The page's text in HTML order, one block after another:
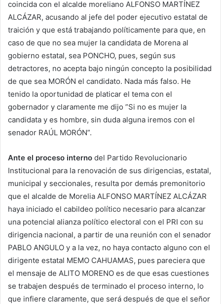
coincida con el alcalde moreliano ALFONSO MARTÍNEZ
ALCÁZAR, acusando al jefe del poder ejecutivo estatal de
traición y que está trabajando políticamente para que, en
caso de que no sea mujer la candidata de Morena al
gobierno estatal, sea PONCHO, pues, según sus
detractores, no acepta bajo ningún concepto la posibilidad
de que sea MORÓN el candidato. Nada más falso. He
tenido la oportunidad de platicar el tema con el
gobernador y claramente me dijo ”Si no es mujer la
candidata y es hombre, sin duda alguna iremos con el
senador RAÚL MORÓN”.
Ante el proceso interno del Partido Revolucionario
Institucional para la renovación de sus dirigencias, estatal,
municipal y seccionales, resulta por demás premonitorio
que el alcalde de Morelia ALFONSO MARTÍNEZ ALCÁZAR
haya iniciado el cabildeo político necesario para alcanzar
una potencial alianza político electoral con el PRI con su
dirigencia nacional, a partir de una reunión con el senador
PABLO ANGULO y a la vez, no haya contacto alguno con el
dirigente estatal MEMO CAHUAMAS, pues pareciera que
el mensaje de ALITO MORENO es de que esas cuestiones
se trabajen después de terminado el proceso interno, lo
que infiere claramente, que será después de que el señor